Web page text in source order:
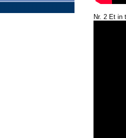
Nr. 2 Et in